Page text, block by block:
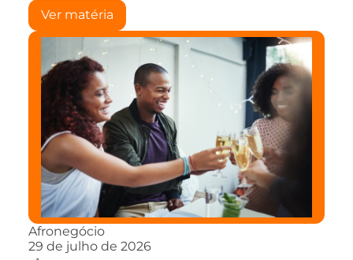
Ver matéria
Afronegócio
29 de julho de 2026